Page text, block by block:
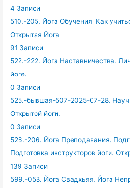
4 Записи
510.-205. Йога Обучения. Как
Открытая Йога
91 Записи
522.-222. Йога Наставничества.
йоге.
0 Записи
525.-бывшая-507-2025-07-28.
Открытой йоги.
0 Записи
526.-206. Йога Преподавания.
Подготовка инструкторов йоги.
139 Записи
599.-058. Йога Свадхьяя. Йога